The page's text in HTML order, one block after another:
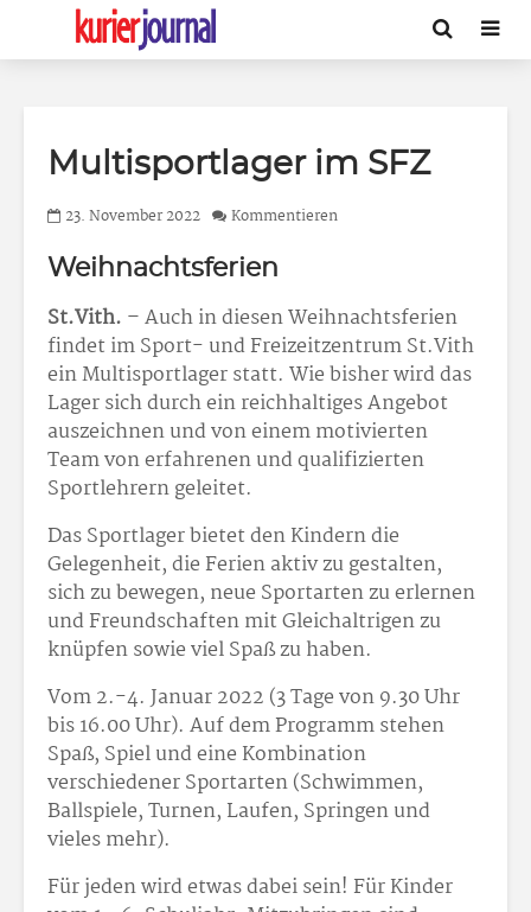
Multisportlager im SFZ
23. November 2022 Kommentieren
Weihnachtsferien
St.Vith. – Auch in diesen Weihnachtsferien
findet im Sport- und Freizeitzentrum St.Vith
ein Multisportlager statt. Wie bisher wird das
Lager sich durch ein reichhaltiges Angebot
auszeichnen und von einem motivierten
Team von erfahrenen und qualifizierten
Sportlehrern geleitet.
Das Sportlager bietet den Kindern die
Gelegenheit, die Ferien aktiv zu gestalten,
sich zu bewegen, neue Sportarten zu erlernen
und Freundschaften mit Gleichaltrigen zu
knüpfen sowie viel Spaß zu haben.
Vom 2.-4. Januar 2022 (3 Tage von 9.30 Uhr
bis 16.00 Uhr). Auf dem Programm stehen
Spaß, Spiel und eine Kombination
verschiedener Sportarten (Schwimmen,
Ballspiele, Turnen, Laufen, Springen und
vieles mehr).
Für jeden wird etwas dabei sein! Für Kinder